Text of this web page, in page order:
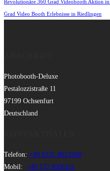
Revolutionäre 360 Grad Videobooth Aktion in
Grad Video Booth Erlebnisse in Riedlingen
Photobooth-Deluxe
Pestalozzistraße 11
97199 Ochsenfurt
Deutschland
Telefon: +49 9331 8021990
Mobil: +49 177 6506111